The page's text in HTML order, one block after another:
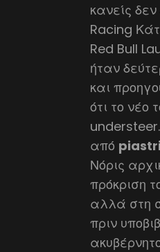
κανείς
Racing
Red Bull
ήταν
και
ότι το
από piastri
Νόρις
πρόκριση
αλλά στη
πριν